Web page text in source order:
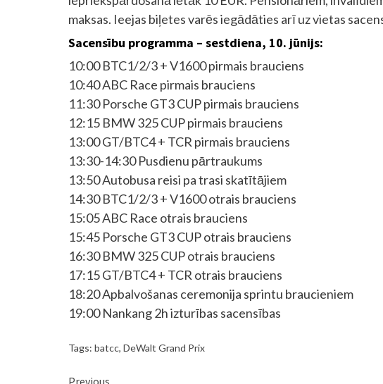
maksas. Ieejas biļetes varēs iegādāties arī uz vietas
Sacensību programma – sestdiena, 10. jūnijs:
10:00 BTC1/2/3 + V1600 pirmais brauciens
10:40 ABC Race pirmais brauciens
11:30 Porsche GT3 CUP pirmais brauciens
12:15 BMW 325 CUP pirmais brauciens
13:00 GT/BTC4 + TCR pirmais brauciens
13:30-14:30 Pusdienu pārtraukums
13:50 Autobusa reisi pa trasi skatītājiem
14:30 BTC1/2/3 + V1600 otrais brauciens
15:05 ABC Race otrais brauciens
15:45 Porsche GT3 CUP otrais brauciens
16:30 BMW 325 CUP otrais brauciens
17:15 GT/BTC4 + TCR otrais brauciens
18:20 Apbalvošanas ceremonija sprintu braucieniem
19:00 Nankang 2h izturības sacensības
Tags: batcc, DeWalt Grand Prix